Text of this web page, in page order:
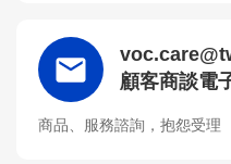
顧客商談電
商品、服務諮詢，抱怨受理